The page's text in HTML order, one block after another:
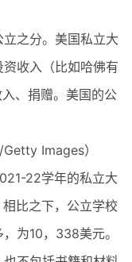
之分。美国私立大
收入（比如哈佛有
、捐赠。美国的公
Images）
22学年的私立大
比之下，公立学校
为10，338美元。